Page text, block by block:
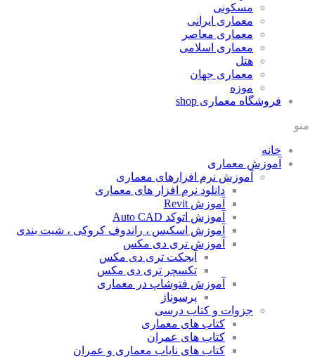
مسکونی
معماری ایرانی
معماری معاصر
معماری اسلامی
هتل
معماری جهان
موزه
فروشگاه معماری shop
منو
خانه
آموزش معماری
آموزش نرم افزارهای معماری
دانلود نرم افزار های معماری
آموزش Revit
آموزش اتوکد Auto CAD
آموزش اسکیس ، راندوف کروکی ، شیت بندی
آموزش تری دی مکس
آبجکت تری دی مکس
تکسچر تری دی مکس
آموزش فتوشاپ در معماری
پرسوناژ
جزوات و کتاب درسی
کتاب های معماری
کتاب های عمران
کتاب های نایاب معماری و عمران